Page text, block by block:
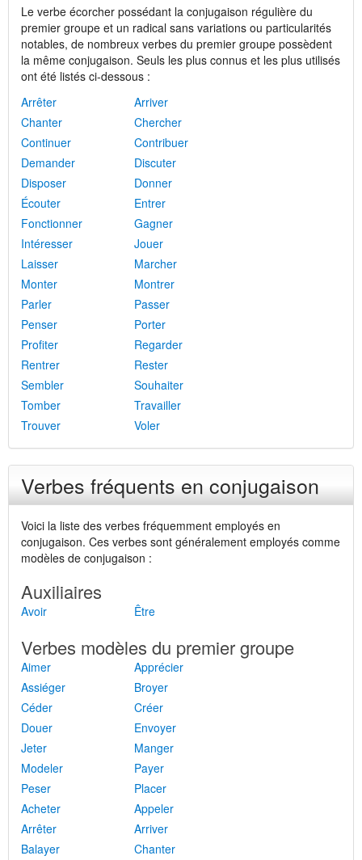
Le verbe écorcher possédant la conjugaison régulière du
premier groupe et un radical sans variations ou particularités
notables, de nombreux verbes du premier groupe possèdent
la même conjugaison. Seuls les plus connus et les plus utilisés
ont été listés ci-dessous :
Arrêter
Arriver
Chanter
Chercher
Continuer
Contribuer
Demander
Discuter
Disposer
Donner
Écouter
Entrer
Fonctionner
Gagner
Intéresser
Jouer
Laisser
Marcher
Monter
Montrer
Parler
Passer
Penser
Porter
Profiter
Regarder
Rentrer
Rester
Sembler
Souhaiter
Tomber
Travailler
Trouver
Voler
Verbes fréquents en conjugaison
Voici la liste des verbes fréquemment employés en
conjugaison. Ces verbes sont généralement employés comme
modèles de conjugaison :
Auxiliaires
Avoir Être
Verbes modèles du premier groupe
Aimer
Apprécier
Assiéger
Broyer
Céder
Créer
Douer
Envoyer
Jeter
Manger
Modeler
Payer
Peser
Placer
Acheter
Appeler
Arrêter
Arriver
Balayer
Chanter